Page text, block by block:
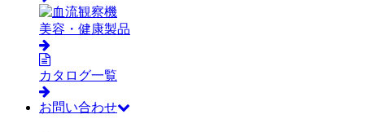
美容・健康製品
カタログ一覧
お問い合わせ